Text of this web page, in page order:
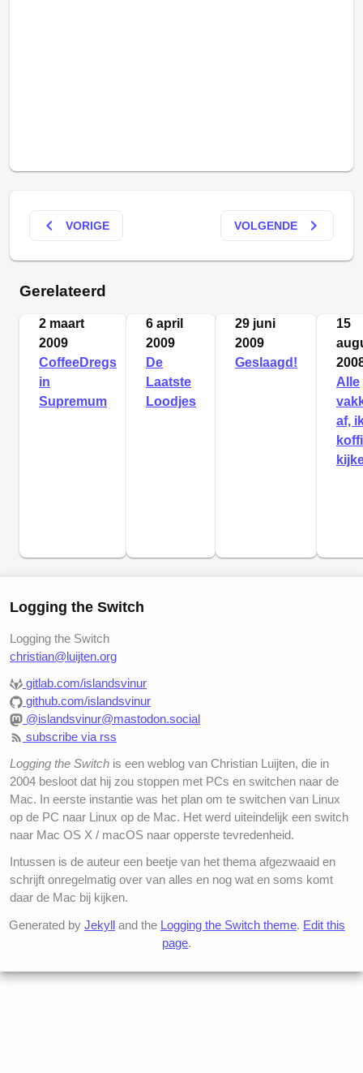
keyboard_arrow_left VORIGE VOLGENDE keyboard_arrow_right
Gerelateerd
2 maart
2009
CoffeeDregs
in
Supremum
6 april
2009
De
Laatste
Loodjes
29 juni
2009
Geslaagd!
15
Alle
af,
Logging the Switch
Logging the Switch
christian@luijten.org
gitlab.com/islandsvinur
github.com/islandsvinur
@islandsvinur@mastodon.social
subscribe via rss
Logging the Switch is een weblog van Christian Luijten, die in
2004 besloot dat hij zou stoppen met PCs en switchen naar de
Mac. In eerste instantie was het plan om te switchen van Linux
op de PC naar Linux op de Mac. Het werd uiteindelijk een switch
naar Mac OS X / macOS naar opperste tevredenheid.
Intussen is de auteur een beetje van het thema afgezwaaid en
schrijft onregelmatig over van alles en nog wat en soms komt
daar de Mac bij kijken.
Generated by Jekylland the Logging the Switch theme. Edit this
page.